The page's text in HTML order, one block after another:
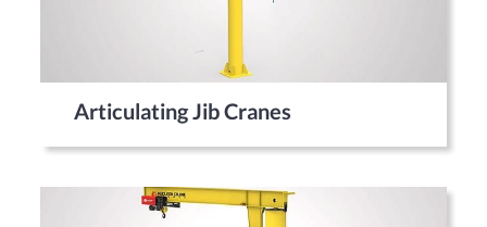
Articulating Jib Cranes